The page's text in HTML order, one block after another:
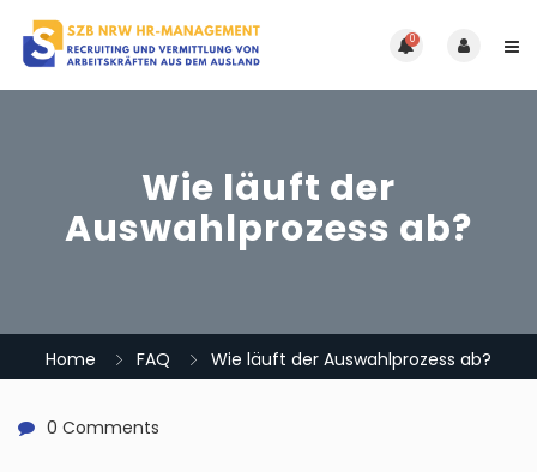
0
Wie läuft der
Auswahlprozess ab?
Home FAQ Wie läuft der Auswahlprozess ab?
0 Comments